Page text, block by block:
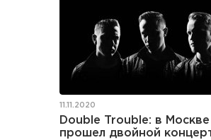
11.11.2020
Double Trouble: в Москве
прошел двойной